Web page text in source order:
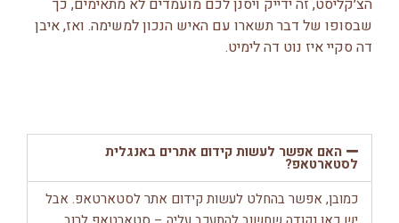
הצ׳קליסט, זה ידייק ויסנן לכם מועמדים לא מתאימים, כך
שבסופו של דבר תשארו עם האיש הנכון למשימה. ואז, איבן
דה סקיי איז נוט דה לימיט.
האם אפשר לעשות קידום אתרים באנגלית
לסטארטאפ?
כמובן, אפשר בהחלט לעשות קידום אתר לסטארטאפ. אבל